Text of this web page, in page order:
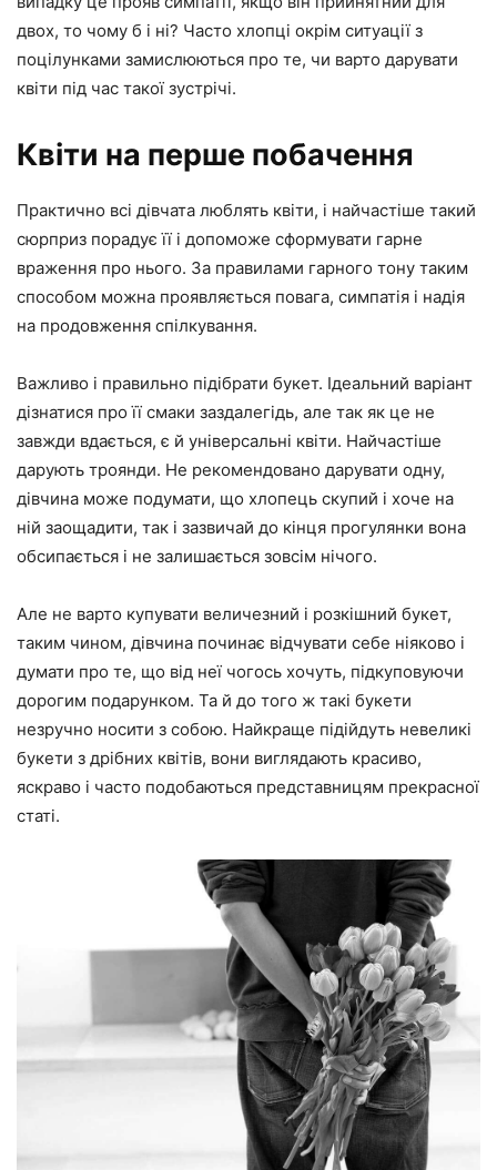
двох, то чому б і ні? Часто хлопці окрім ситуації з
поцілунками замислюються про те, чи варто дарувати
квіти під час такої зустрічі.
Квіти на перше побачення
Практично всі дівчата люблять квіти, і найчастіше такий
сюрприз порадує її і допоможе сформувати гарне
враження про нього. За правилами гарного тону таким
способом можна проявляється повага, симпатія і надія
на продовження спілкування.
Важливо і правильно підібрати букет. Ідеальний варіант
дізнатися про її смаки заздалегідь, але так як це не
завжди вдається, є й універсальні квіти. Найчастіше
дарують троянди. Не рекомендовано дарувати одну,
дівчина може подумати, що хлопець скупий і хоче на
ній заощадити, так і зазвичай до кінця прогулянки вона
обсипається і не залишається зовсім нічого.
Але не варто купувати величезний і розкішний букет,
таким чином, дівчина починає відчувати себе ніяково і
думати про те, що від неї чогось хочуть, підкуповуючи
дорогим подарунком. Та й до того ж такі букети
незручно носити з собою. Найкраще підійдуть невеликі
букети з дрібних квітів, вони виглядають красиво,
яскраво і часто подобаються представницям прекрасної
статі.